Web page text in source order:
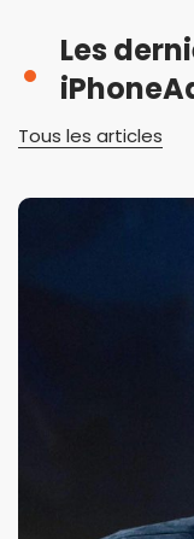
Les
Tous les articles